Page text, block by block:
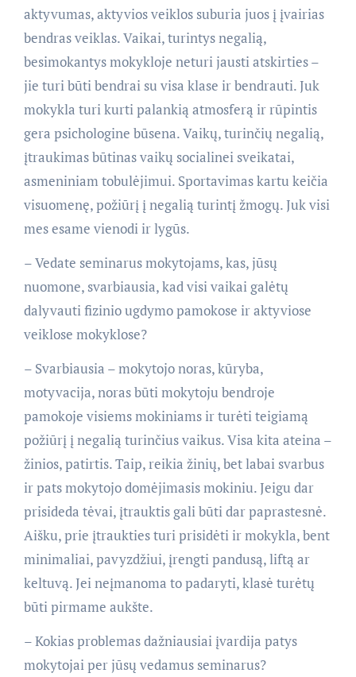
aktyvumas, aktyvios veiklos suburia juos į įvairias
bendras veiklas. Vaikai, turintys negalią,
besimokantys mokykloje neturi jausti atskirties –
jie turi būti bendrai su visa klase ir bendrauti. Juk
mokykla turi kurti palankią atmosferą ir rūpintis
gera psichologine būsena. Vaikų, turinčių negalią,
įtraukimas būtinas vaikų socialinei sveikatai,
asmeniniam tobulėjimui. Sportavimas kartu keičia
visuomenę, požiūrį į negalią turintį žmogų. Juk visi
mes esame vienodi ir lygūs.
– Vedate seminarus mokytojams, kas, jūsų
nuomone, svarbiausia, kad visi vaikai galėtų
dalyvauti fizinio ugdymo pamokose ir aktyviose
veiklose mokyklose?
– Svarbiausia – mokytojo noras, kūryba,
motyvacija, noras būti mokytoju bendroje
pamokoje visiems mokiniams ir turėti teigiamą
požiūrį į negalią turinčius vaikus. Visa kita ateina –
žinios, patirtis. Taip, reikia žinių, bet labai svarbus
ir pats mokytojo domėjimasis mokiniu. Jeigu dar
prisideda tėvai, įtrauktis gali būti dar paprastesnė.
Aišku, prie įtraukties turi prisidėti ir mokykla, bent
minimaliai, pavyzdžiui, įrengti pandusą, liftą ar
keltuvą. Jei neįmanoma to padaryti, klasė turėtų
būti pirmame aukšte.
– Kokias problemas dažniausiai įvardija patys
mokytojai per jūsų vedamus seminarus?